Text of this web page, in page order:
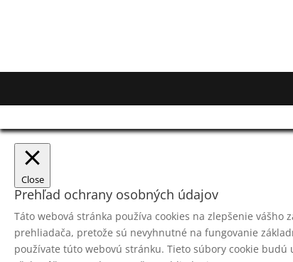
Close
Prehľad ochrany osobných údajov
Táto webová stránka používa cookies na zlepšenie
prehliadača, pretože sú nevyhnutné na fungovanie
používate túto webovú stránku. Tieto súbory cookie